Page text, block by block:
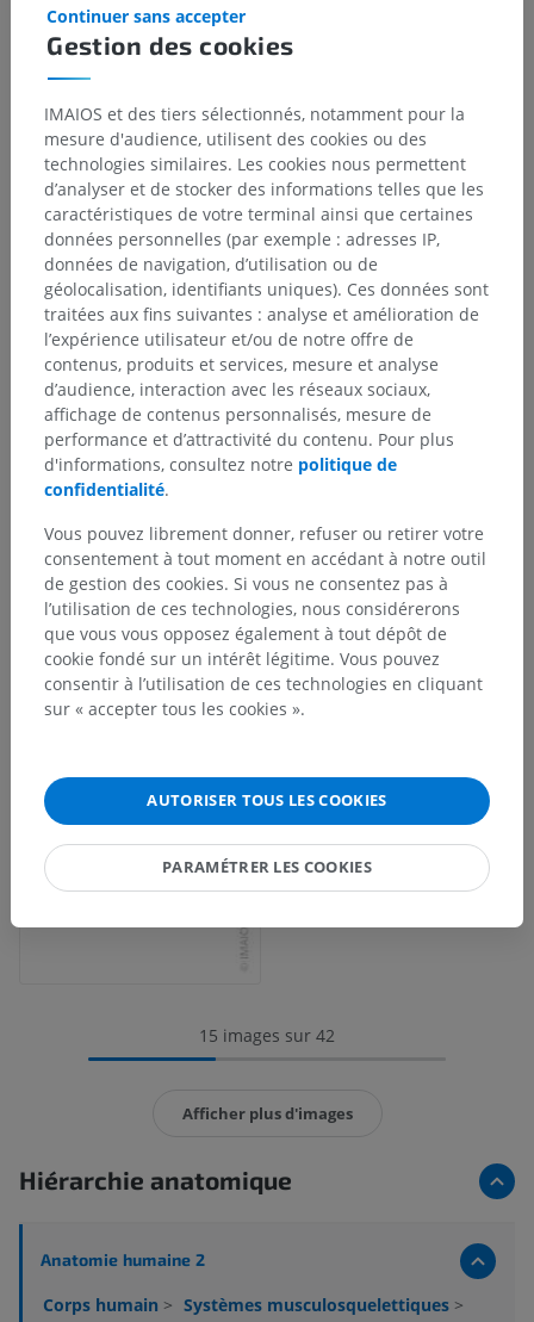
15 images sur 42
Afficher plus d'images
Hiérarchie anatomique
Anatomie humaine 2
Corps humain > Systèmes musculosquelettiques >
Gestion des cookies
Continuer sans accepter
IMAIOS et des tiers sélectionnés, notamment pour la
mesure d'audience, utilisent des cookies ou des
technologies similaires. Les cookies nous permettent
d’analyser et de stocker des informations telles que les
caractéristiques de votre terminal ainsi que certaines
données personnelles (par exemple : adresses IP,
données de navigation, d’utilisation ou de
géolocalisation, identifiants uniques). Ces données sont
traitées aux fins suivantes : analyse et amélioration de
l’expérience utilisateur et/ou de notre offre de
contenus, produits et services, mesure et analyse
d’audience, interaction avec les réseaux sociaux,
affichage de contenus personnalisés, mesure de
performance et d’attractivité du contenu. Pour plus
d'informations, consultez notre politique de
confidentialité.
Vous pouvez librement donner, refuser ou retirer votre
consentement à tout moment en accédant à notre outil
de gestion des cookies. Si vous ne consentez pas à
l’utilisation de ces technologies, nous considérerons
que vous vous opposez également à tout dépôt de
cookie fondé sur un intérêt légitime. Vous pouvez
consentir à l’utilisation de ces technologies en cliquant
sur « accepter tous les cookies ».
AUTORISER TOUS LES COOKIES
PARAMÉTRER LES COOKIES